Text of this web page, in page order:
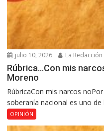
julio 10, 2026 La Redacción
Rúbrica…Con mis
Moreno
RúbricaCon mis narcos
soberanía nacional es uno
OPINIÓN